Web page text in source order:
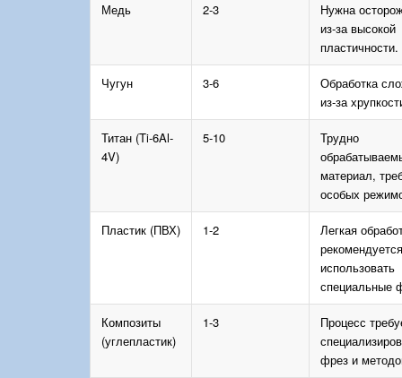
Медь 2-3
Нужна
из-за высокой
пластичности.
Чугун 3-6
Обработка
из-за
Титан (Ti-6Al-
4V)
5-10
Трудно
материал,
особых
Пластик (ПВХ) 1-2
Легкая
рекомендуется
использовать
специальные
Композиты
(углепластик)
1-3
Процесс
фрез и